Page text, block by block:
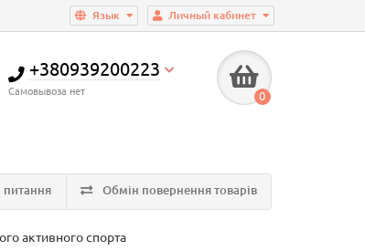
Личный кабинет
Язык
+380939200223
Самовывоза нет 0
питання Обмін повернення товарів
активного спорта